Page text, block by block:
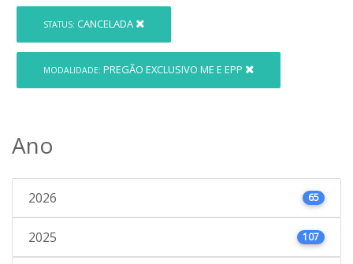
STATUS: CANCELADA
MODALIDADE: PREGÃO EXCLUSIVO ME E EPP
Ano
2026 65
2025 107